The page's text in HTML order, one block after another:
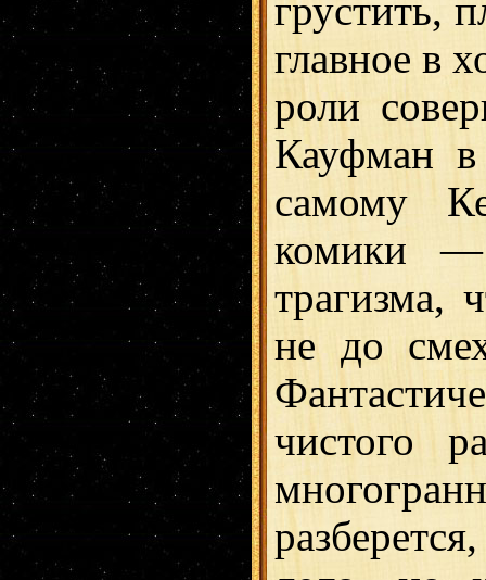
грустить,
главное в
роли
Кауфман в
самому
комики
трагизма,
не до
чистого